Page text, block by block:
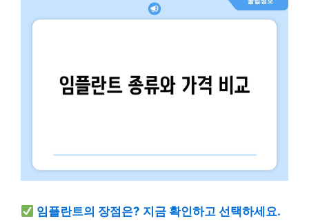
임플란트의 장점은? 지금 확인하고 선택하세요.